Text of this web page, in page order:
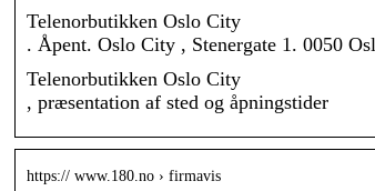
Telenorbutikken Oslo City
. Åpent. Oslo City , Stenergate 1. 0050
Telenorbutikken Oslo City
, præsentation af sted og åpningstider
https:// www.180.no › firmavis